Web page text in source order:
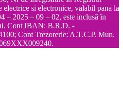
electrice si electronice, valabil pana la
– 2025 – 09 – 02, este inclusă în
Cont IBAN: B.R.D. -
Cont Trezorerie: A.T.C.P. Mun.